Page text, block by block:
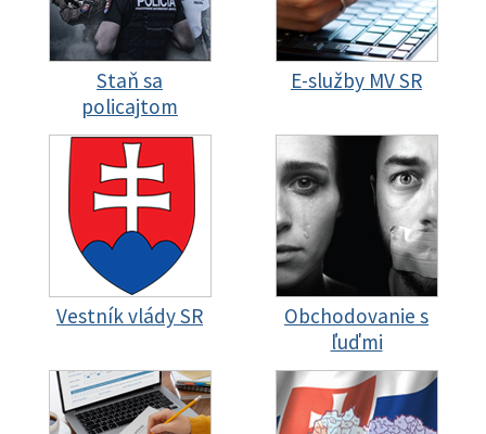
Staň sa
policajtom
E-služby MV SR
Vestník vlády SR
Obchodovanie s
ľuďmi